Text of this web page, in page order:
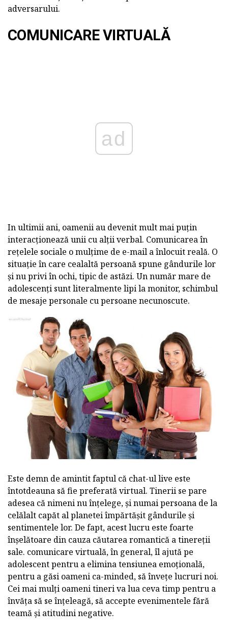
adversarului.
COMUNICARE VIRTUALĂ
ad
In ultimii ani, oamenii au devenit mult mai puțin
interacționează unii cu alții verbal. Comunicarea în
rețelele sociale o mulțime de e-mail a înlocuit reală. O
situație în care cealaltă persoană spune gândurile lor
și nu privi în ochi, tipic de astăzi. Un număr mare de
adolescenți sunt literalmente lipi la monitor, schimbul
de mesaje personale cu persoane necunoscute.
Este demn de amintit faptul că chat-ul live este
întotdeauna să fie preferată virtual. Tinerii se pare
adesea că nimeni nu înțelege, și numai persoana de la
celălalt capăt al planetei împărtășit gândurile și
sentimentele lor. De fapt, acest lucru este foarte
înșelătoare din cauza căutarea romantică a tinereții
sale. comunicare virtuală, în general, îl ajută pe
adolescent pentru a elimina tensiunea emoțională,
pentru a găsi oameni ca-minded, să învețe lucruri noi.
Cei mai mulți oameni tineri va lua ceva timp pentru a
învăța să se înțeleagă, să accepte evenimentele fără
teamă și atitudini negative.